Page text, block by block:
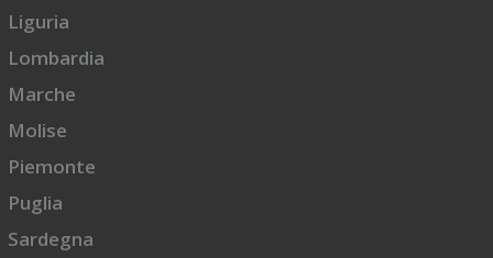
Liguria
Lombardia
Marche
Molise
Piemonte
Puglia
Sardegna